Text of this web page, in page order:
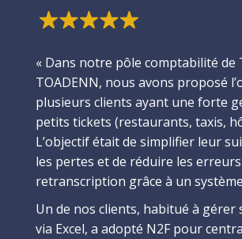
« Dans notre pôle comptabilité de
TOADENN, nous avons proposé
plusieurs clients ayant une forte
petits tickets (restaurants, taxis,
L’objectif était de simplifier leur
les pertes et de réduire les
retranscription grâce à un
Un de nos clients, habitué à gérer
via Excel, a adopté N2F pour